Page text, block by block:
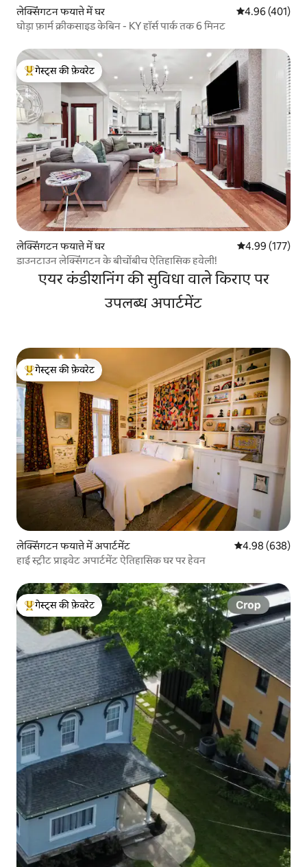
लेक्सिंगटन फयात्ते में घर औसत रेटिंग 5 में से
4.96 (401)
घोड़ा फ़ार्म क्रीकसाइड केबिन - KY हॉर्स पार्क तक 6 मिनट
गेस्ट्स का टॉप फ़ेवरेट
गेस्ट्स की फ़ेवरेट
लेक्सिंगटन फयात्ते में घर औसत रेटिंग 5 में से
4.99 (177)
डाउनटाउन लेक्सिंगटन के बीचोंबीच ऐतिहासिक हवेली!
एयर कंडीशनिंग की सुविधा वाले किराए पर
उपलब्ध अपार्टमेंट
गेस्ट्स का टॉप फ़ेवरेट
गेस्ट्स की फ़ेवरेट
लेक्सिंगटन फयात्ते में अपार्टमेंट औसत रेटिंग 5 में से
4.98 (638)
हाई स्ट्रीट प्राइवेट अपार्टमेंट ऐतिहासिक घर पर हेवन
गेस्ट्स का टॉप फ़ेवरेट
गेस्ट्स की फ़ेवरेट